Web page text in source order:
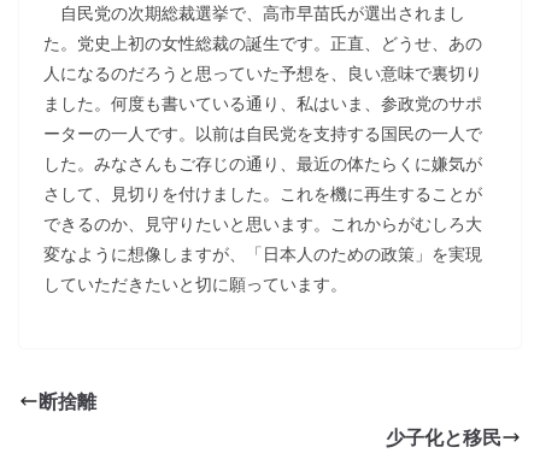
自民党の次期総裁選挙で、高市早苗氏が選出されまし
た。党史上初の女性総裁の誕生です。正直、どうせ、あの
人になるのだろうと思っていた予想を、良い意味で裏切り
ました。何度も書いている通り、私はいま、参政党のサポ
ーターの一人です。以前は自民党を支持する国民の一人で
した。みなさんもご存じの通り、最近の体たらくに嫌気が
さして、見切りを付けました。これを機に再生することが
できるのか、見守りたいと思います。これからがむしろ大
変なように想像しますが、「日本人のための政策」を実現
していただきたいと切に願っています。
断捨離
少子化と移民